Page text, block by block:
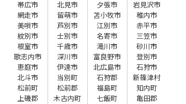
帯広市
北見市 夕張市
岩見沢市
網走市
留萌市 苫小牧市
稚内市
美唄市
芦別市 江別市
赤平市
紋別市
士別市 名寄市
三笠市
根室市
千歳市 滝川市
砂川市
歌志内市
深川市 富良野市
登別市
恵庭市
伊達市 北広島市
石狩市
北斗市
当別町 石狩郡
新篠津村
松前町
松前郡 福島町
知内町
上磯郡
木古内町 七飯町
亀田郡